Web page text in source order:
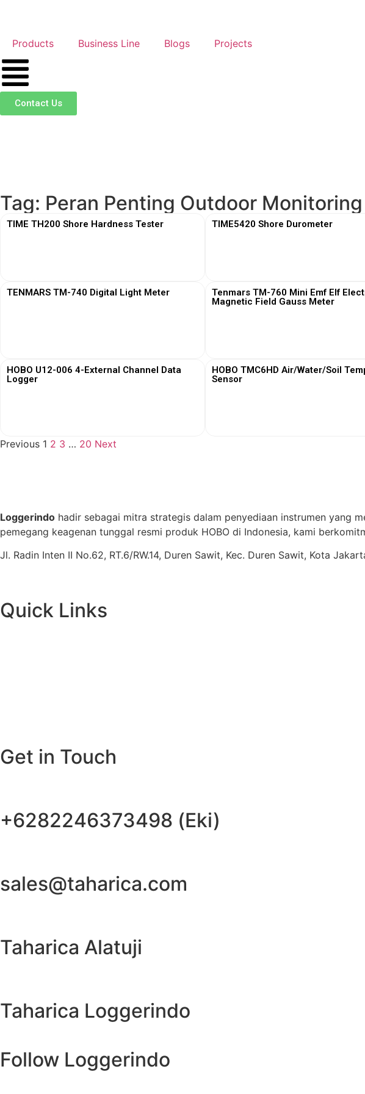
Products Business Line Blogs Projects
Contact Us
Tag: Peran Penting Outdoor
TIME TH200 Shore Hardness Tester TIME5420 Shore Durometer
TENMARS TM-740 Digital Light Meter
Tenmars TM-760 Mini Emf Elf
Magnetic Field Gauss Meter
HOBO U12-006 4-External Channel Data
Logger
HOBO TMC6HD Air/Water/Soil
Sensor
Previous 1 2 3 … 20 Next
Loggerindo hadir sebagai mitra strategis dalam penyediaan instrumen yang
pemegang keagenan tunggal resmi produk HOBO di Indonesia, kami
Jl. Radin Inten II No.62, RT.6/RW.14, Duren Sawit, Kec. Duren Sawit, Kota
Quick Links
Get in Touch
+6282246373498 (Eki)
sales@taharica.com
Taharica Alatuji
Taharica Loggerindo
Follow Loggerindo